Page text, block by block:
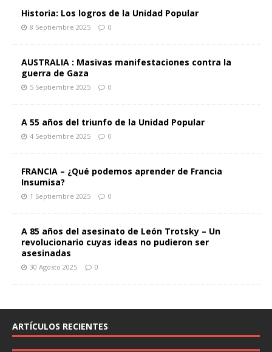
Historia: Los logros de la Unidad Popular
8 Septiembre 2025 0
AUSTRALIA : Masivas manifestaciones contra la
guerra de Gaza
5 Septiembre 2025 0
A 55 años del triunfo de la Unidad Popular
4 Septiembre 2025 0
FRANCIA – ¿Qué podemos aprender de Francia
Insumisa?
1 Septiembre 2025 0
A 85 años del asesinato de León Trotsky – Un
revolucionario cuyas ideas no pudieron ser
asesinadas
30 Agosto 2025 0
ARTÍCULOS RECIENTES